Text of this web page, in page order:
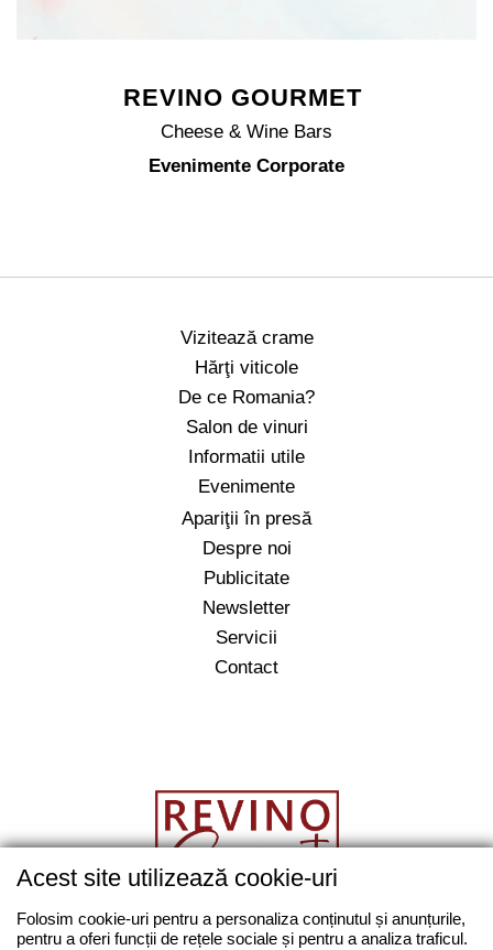
REVINO GOURMET
Cheese & Wine Bars
Evenimente Corporate
Vizitează crame
Hărţi viticole
De ce Romania?
Salon de vinuri
Informatii utile
Evenimente
Apariţii în presă
Despre noi
Publicitate
Newsletter
Servicii
Contact
salut@revino.ro
0743862874
Acest site utilizează cookie-uri
Folosim cookie-uri pentru a personaliza conținutul și anunțurile,
pentru a oferi funcții de rețele sociale și pentru a analiza traficul.